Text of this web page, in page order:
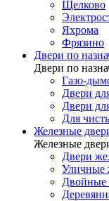
Щелково
Яхрома
Фрязино
Двери по
Двери по
Газо-
Двери
Двери
Для
Железные
Железные
Двери
Уличные
Двойные